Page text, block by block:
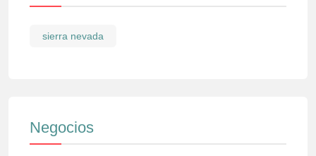
sierra nevada
Negocios